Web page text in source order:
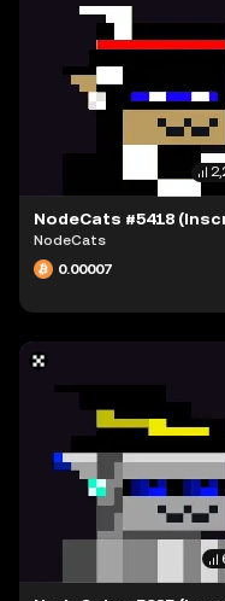
NodeCats
0.00007